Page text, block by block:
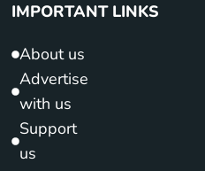
IMPORTANT LINKS
About us
Advertise
with us
Support
us